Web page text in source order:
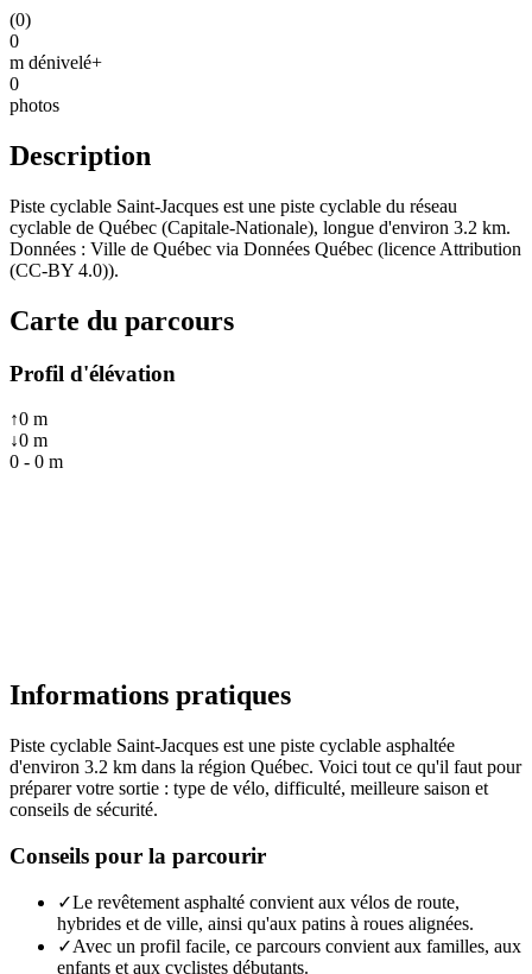
(0)
0
m dénivelé+
0
photos
Description
Piste cyclable Saint-Jacques est une piste cyclable du réseau
cyclable de Québec (Capitale-Nationale), longue d'environ 3.2 km.
Données : Ville de Québec via Données Québec (licence Attribution
(CC-BY 4.0)).
Carte du parcours
Profil d'élévation
↑0 m
↓0 m
0 - 0 m
Informations pratiques
Piste cyclable Saint-Jacques est une piste cyclable asphaltée
d'environ 3.2 km dans la région Québec. Voici tout ce qu'il faut pour
préparer votre sortie : type de vélo, difficulté, meilleure saison et
conseils de sécurité.
Conseils pour la parcourir
✓Le revêtement asphalté convient aux vélos de route,
hybrides et de ville, ainsi qu'aux patins à roues alignées.
✓Avec un profil facile, ce parcours convient aux familles, aux
enfants et aux cyclistes débutants.